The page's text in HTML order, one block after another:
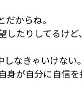
からね。
したりしてるけ
なきゃいけない。
身が自分に自信